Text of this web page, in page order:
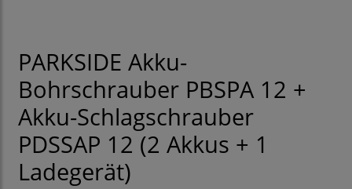
PARKSIDE Akku-
Bohrschrauber PBSPA 12 +
Akku-Schlagschrauber
PDSSAP 12 (2 Akkus + 1
Ladegerät)